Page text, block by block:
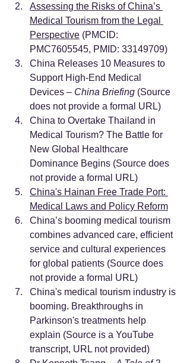
Assessing the Risks of China’s
Medical Tourism from the Legal
Perspective (PMCID:
PMC7605545, PMID: 33149709)
China Releases 10 Measures to
Support High-End Medical
Devices – China Briefing (Source
does not provide a formal URL)
China to Overtake Thailand in
Medical Tourism? The Battle for
New Global Healthcare
Dominance Begins (Source does
not provide a formal URL)
China's Hainan Free Trade Port:
Medical Laws and Policy Reform
China’s booming medical tourism
combines advanced care, efficient
service and cultural experiences
for global patients (Source does
not provide a formal URL)
China's medical tourism industry is
booming. Breakthroughs in
Parkinson's treatments help
explain (Source is a YouTube
transcript, URL not provided)